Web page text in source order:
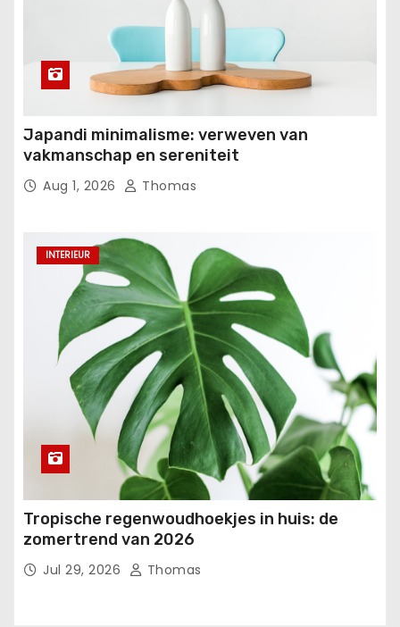
Japandi minimalisme: verweven van
vakmanschap en sereniteit
Aug 1, 2026 Thomas
INTERIEUR
Tropische regenwoudhoekjes in huis: de
zomertrend van 2026
Jul 29, 2026 Thomas